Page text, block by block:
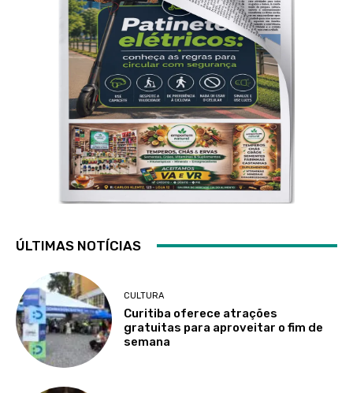
ÚLTIMAS NOTÍCIAS
CULTURA
Curitiba oferece atrações
gratuitas para aproveitar o fim de
semana